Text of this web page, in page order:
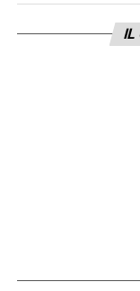
alcune
essendo stato
IL